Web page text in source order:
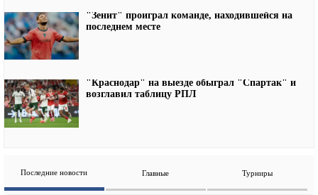
"Зенит" проиграл команде, находившейся на
последнем месте
"Краснодар" на выезде обыграл "Спартак" и
возглавил таблицу РПЛ
Последние новости Главные Турниры